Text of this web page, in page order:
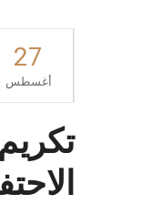
27
أغسطس